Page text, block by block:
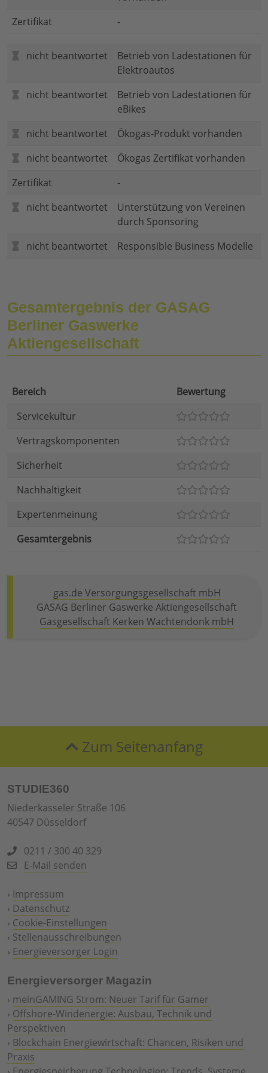
Zertifikat
-
nicht beantwortet
Betrieb von Ladestationen für
Elektroautos
nicht beantwortet
Betrieb von Ladestationen für
eBikes
nicht beantwortet
Ökogas-Produkt vorhanden
nicht beantwortet
Ökogas Zertifikat vorhanden
Zertifikat
-
nicht beantwortet
Unterstützung von Vereinen
durch Sponsoring
nicht beantwortet
Responsible Business Modelle
Gesamtergebnis der GASAG
Berliner Gaswerke
Aktiengesellschaft
Bereich
Bewertung
Servicekultur
Vertragskomponenten
Sicherheit
Nachhaltigkeit
Expertenmeinung
Gesamtergebnis
gas.de Versorgungsgesellschaft mbH
GASAG Berliner Gaswerke Aktiengesellschaft
Gasgesellschaft Kerken Wachtendonk mbH
Zum Seitenanfang
STUDIE360
Niederkasseler Straße 106
40547 Düsseldorf
0211 / 300 40 329
E-Mail senden
› Impressum
› Datenschutz
› Cookie-Einstellungen
› Stellenausschreibungen
› Energieversorger Login
Energieversorger Magazin
› meinGAMING Strom: Neuer Tarif für Gamer
› Offshore-Windenergie: Ausbau, Technik und
Perspektiven
› Blockchain Energiewirtschaft: Chancen, Risiken und
Praxis